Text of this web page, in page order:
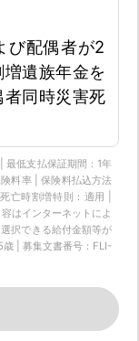
び配偶者が2
遺族年金を
者同時災害死
最低支払保証期間：1年
料率 | 保険料払込方法
亡時割増特則：適用 |
はインターネットによ
択できる給付金額等が
| 募集文書番号：FLI-